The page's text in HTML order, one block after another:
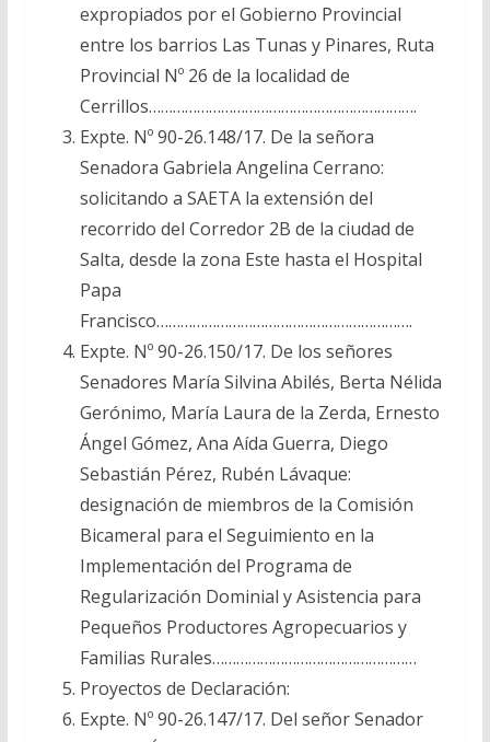
expropiados por el Gobierno Provincial
entre los barrios Las Tunas y Pinares, Ruta
Provincial Nº 26 de la localidad de
Cerrillos………………………………………………………….
Expte. Nº 90-26.148/17. De la señora
Senadora Gabriela Angelina Cerrano:
solicitando a SAETA la extensión del
recorrido del Corredor 2B de la ciudad de
Salta, desde la zona Este hasta el Hospital
Papa
Francisco……………………………………………………….
Expte. Nº 90-26.150/17. De los señores
Senadores María Silvina Abilés, Berta Nélida
Gerónimo, María Laura de la Zerda, Ernesto
Ángel Gómez, Ana Aída Guerra, Diego
Sebastián Pérez, Rubén Lávaque:
designación de miembros de la Comisión
Bicameral para el Seguimiento en la
Implementación del Programa de
Regularización Dominial y Asistencia para
Pequeños Productores Agropecuarios y
Familias Rurales……………………………………………
Proyectos de Declaración:
Expte. Nº 90-26.147/17. Del señor Senador